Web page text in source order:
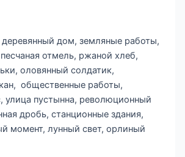
деревянный дом, земляные работы,
отмель, ржаной хлеб,
оловянный солдатик,
общественные работы,
улица пустынна, революционный
дробь, станционные здания,
момент, лунный свет, орлиный